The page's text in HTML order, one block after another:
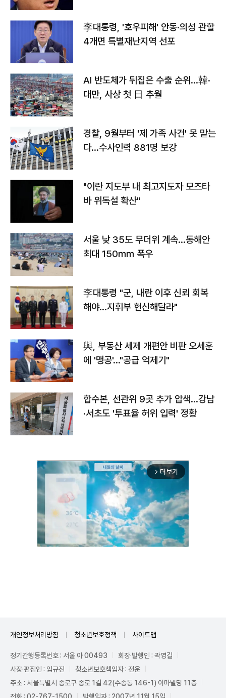
李대통령, '호우피해' 안동·의성 관할
4개면 특별재난지역 선포
AI 반도체가 뒤집은 수출 순위…韓·
대만, 사상 첫 日 추월
경찰, 9월부터 '제 가족 사건' 못 맡는
다…수사인력 881명 보강
"이란 지도부 내 최고지도자 모즈타
바 위독설 확산"
서울 낮 35도 무더위 계속…동해안
최대 150㎜ 폭우
李대통령 "군, 내란 이후 신뢰 회복
해야…지휘부 헌신해달라"
與, 부동산 세제 개편안 비판 오세훈
에 '맹공'…"공급 억제기"
합수본, 선관위 9곳 추가 압색…강남
·서초도 '투표율 허위 입력' 정황
arrow_forward_ios 더보기
개인정보처리방침 청소년보호정책 사이트맵
정기간행등록번호 : 서울 아 00493
회장·발행인 : 곽영길
사장·편집인 : 임규진
청소년보호책임자 : 전운
주소 : 서울특별시 종로구 종로 1길 42(수송동 146-1) 이마빌딩 11층